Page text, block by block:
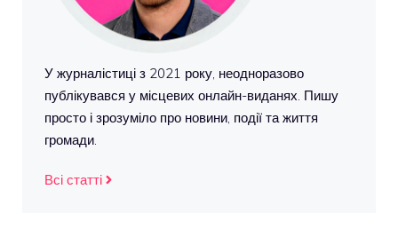
У журналістиці з 2021 року, неодноразово
публікувався у місцевих онлайн-виданях. Пишу
просто і зрозуміло про новини, події та життя
громади.
Всі статті